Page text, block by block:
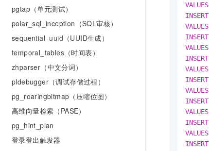
pgtap（单元测试）
polar_sql_inception（SQL审核）
sequential_uuid（UUID生成）
temporal_tables（时间表）
zhparser（中文分词）
pldebugger（调试存储过程）
pg_roaringbitmap（压缩位图）
高维向量检索（PASE）
pg_hint_plan
登录登出触发器
VALUES
INSERT
VALUES
INSERT
VALUES
INSERT
VALUES
INSERT
VALUES
INSERT
VALUES
INSERT
VALUES
INSERT